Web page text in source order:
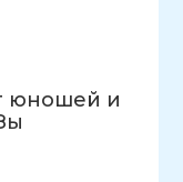
юношей и